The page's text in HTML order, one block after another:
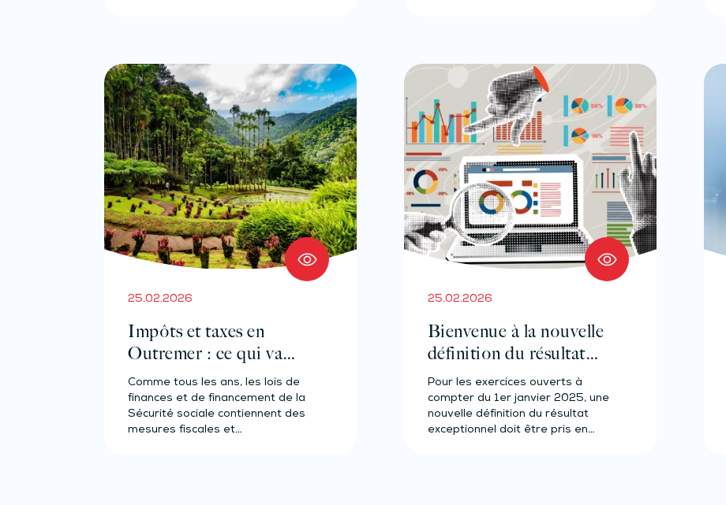
25.02.2026
Impôts et taxes en
Outremer : ce qui va
changer en 2026
Comme tous les ans, les lois de
finances et de financement de la
Sécurité sociale contiennent des
mesures fiscales et…
25.02.2026
Bienvenue à la nouvelle
définition du résultat
exceptionnel
Pour les exercices ouverts à
compter du 1er janvier 2025, une
nouvelle définition du résultat
exceptionnel doit être pris en…